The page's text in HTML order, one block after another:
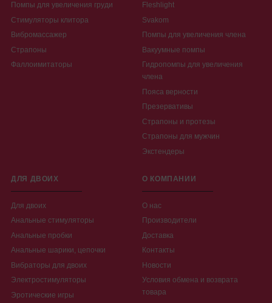
Помпы для увеличения груди
Стимуляторы клитора
Вибромассажер
Страпоны
Фаллоимитаторы
Fleshlight
Svakom
Помпы для увеличения члена
Вакуумные помпы
Гидропомпы для увеличения
члена
Пояса верности
Презервативы
Страпоны и протезы
Страпоны для мужчин
Экстендеры
ДЛЯ ДВОИХ
Для двоих
Анальные стимуляторы
Анальные пробки
Анальные шарики, цепочки
Вибраторы для двоих
Электростимуляторы
Эротические игры
О КОМПАНИИ
О нас
Производители
Доставка
Контакты
Новости
Условия обмена и возврата
товара